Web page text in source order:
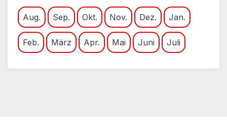
Aug. Sep. Okt. Nov. Dez. Jan.
Feb. März Apr. Mai Juni Juli